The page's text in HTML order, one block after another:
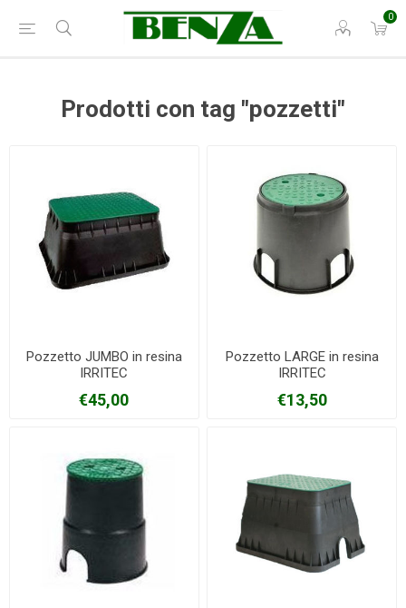
0
Prodotti con tag "pozzetti"
Pozzetto JUMBO in resina
IRRITEC
€45,00
Pozzetto LARGE in resina
IRRITEC
€13,50